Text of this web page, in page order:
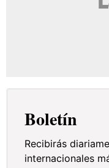
Boletín
Recibirás
internacionales